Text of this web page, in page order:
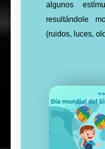
algunos
resultándole
(ruidos, luces,